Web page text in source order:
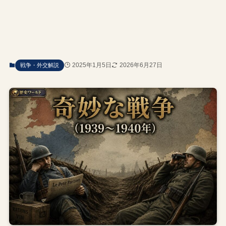
戦争・外交解説 2025年1月5日 2026年6月27日